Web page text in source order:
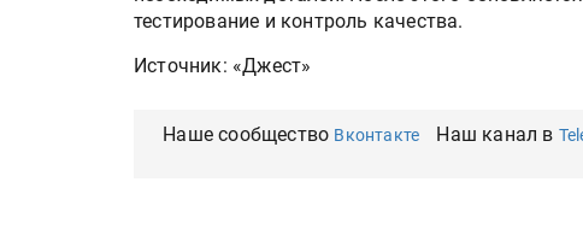
тестирование и контроль качества.
Источник: «Джест»
Наше сообщество Вконтакте Наш канал в